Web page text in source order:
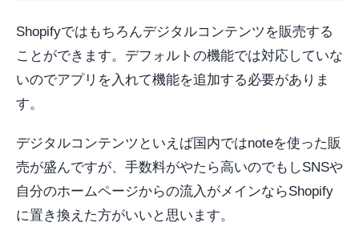
Shopifyではもちろんデジタルコンテンツを販売する
ことができます。デフォルトの機能では対応していな
いのでアプリを入れて機能を追加する必要がありま
す。
デジタルコンテンツといえば国内ではnoteを使った販
売が盛んですが、手数料がやたら高いのでもしSNSや
自分のホームページからの流入がメインならShopify
に置き換えた方がいいと思います。